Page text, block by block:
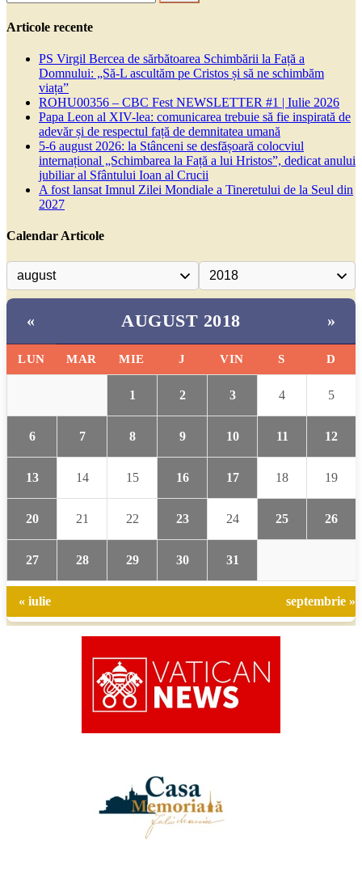
după:
Articole recente
PS Virgil Bercea de sărbătoarea Schimbării la Față a
Domnului: „Să-L ascultăm pe Cristos și să ne schimbăm
viața”
ROHU00356 – CBC Fest NEWSLETTER #1 | Iulie 2026
Papa Leon al XIV-lea: comunicarea trebuie să fie inspirată de
adevăr și de respectul față de demnitatea umană
5-6 august 2026: la Stânceni se desfășoară colocviul
internațional „Schimbarea la Față a lui Hristos”, dedicat anului
jubiliar al Sfântului Ioan al Crucii
A fost lansat Imnul Zilei Mondiale a Tineretului de la Seul din
2027
Calendar Articole
« AUGUST 2018 »
LUN MAR MIE J VIN S D
1 2 3 4 5
6 7 8 9 10 11 12
13 14 15 16 17 18 19
20 21 22 23 24 25 26
27 28 29 30 31
« iulie septembrie »